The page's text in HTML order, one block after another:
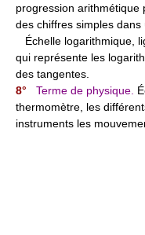
progression arithmétique
des chiffres simples dans
Échelle logarithmique,
qui représente les
des tangentes.
8°
Terme de physique.
thermomètre, les
instruments les